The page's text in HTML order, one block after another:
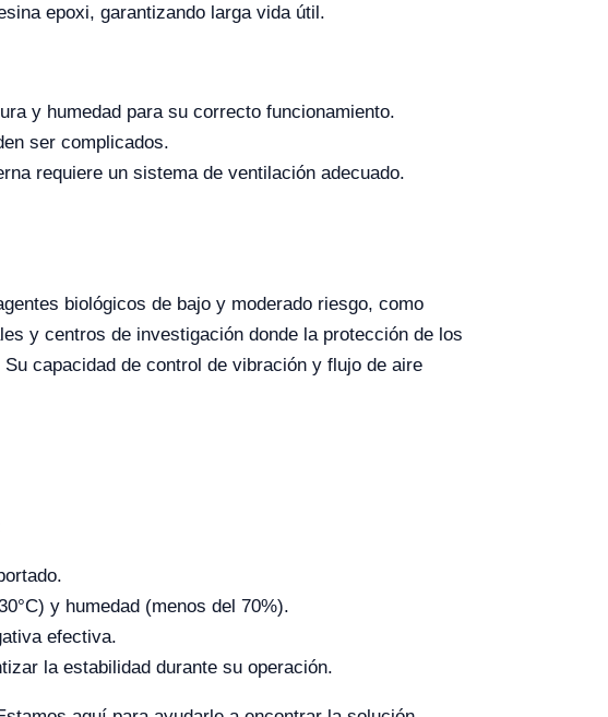
epoxi, garantizando larga vida útil.
y humedad para su correcto funcionamiento.
ser complicados.
requiere un sistema de ventilación adecuado.
biológicos de bajo y moderado riesgo, como
y centros de investigación donde la protección de los
capacidad de control de vibración y flujo de aire
y humedad (menos del 70%).
efectiva.
la estabilidad durante su operación.